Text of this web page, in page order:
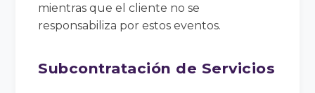
mientras que el cliente no se
responsabiliza por estos eventos.
Subcontratación de Servicios